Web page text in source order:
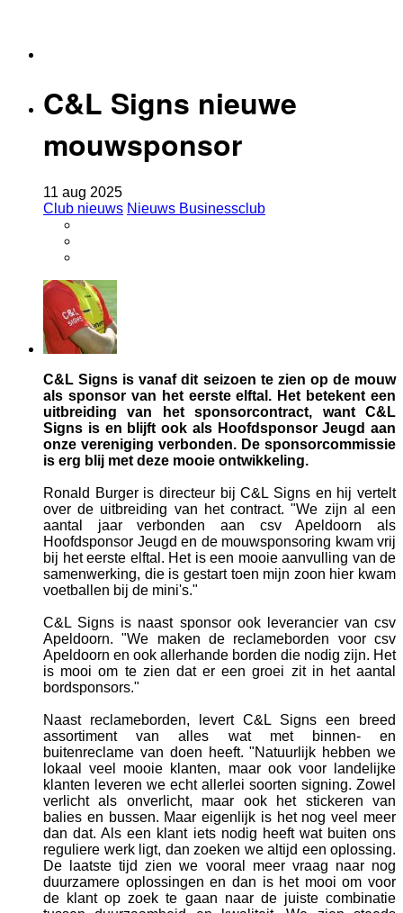
C&L Signs nieuwe
mouwsponsor
11 aug 2025
Club nieuws Nieuws Businessclub
C&L Signs is vanaf dit seizoen te zien op de mouw
als sponsor van het eerste elftal. Het betekent een
uitbreiding van het sponsorcontract, want C&L
Signs is en blijft ook als Hoofdsponsor Jeugd aan
onze vereniging verbonden. De sponsorcommissie
is erg blij met deze mooie ontwikkeling.
Ronald Burger is directeur bij C&L Signs en hij vertelt
over de uitbreiding van het contract. "We zijn al een
aantal jaar verbonden aan csv Apeldoorn als
Hoofdsponsor Jeugd en de mouwsponsoring kwam vrij
bij het eerste elftal. Het is een mooie aanvulling van de
samenwerking, die is gestart toen mijn zoon hier kwam
voetballen bij de mini's."
C&L Signs is naast sponsor ook leverancier van csv
Apeldoorn. "We maken de reclameborden voor csv
Apeldoorn en ook allerhande borden die nodig zijn. Het
is mooi om te zien dat er een groei zit in het aantal
bordsponsors."
Naast reclameborden, levert C&L Signs een breed
assortiment van alles wat met binnen- en
buitenreclame van doen heeft. "Natuurlijk hebben we
lokaal veel mooie klanten, maar ook voor landelijke
klanten leveren we echt allerlei soorten signing. Zowel
verlicht als onverlicht, maar ook het stickeren van
balies en bussen. Maar eigenlijk is het nog veel meer
dan dat. Als een klant iets nodig heeft wat buiten ons
reguliere werk ligt, dan zoeken we altijd een oplossing.
De laatste tijd zien we vooral meer vraag naar nog
duurzamere oplossingen en dan is het mooi om voor
de klant op zoek te gaan naar de juiste combinatie